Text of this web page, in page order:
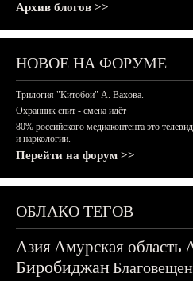
Архив блогов >>
НОВОЕ НА ФОРУМЕ
Трилогия "Китобои" А. Вахова.
Охранник спит - смена идёт
80% российского медиаконтента это
и наркологии.
Перейти на форум >>
ОБЛАКО ТЕГОВ
АзияАмурская область
Биробиджан